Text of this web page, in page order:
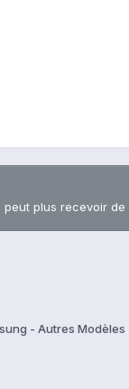
plus recevoir de
- Autres Modèles